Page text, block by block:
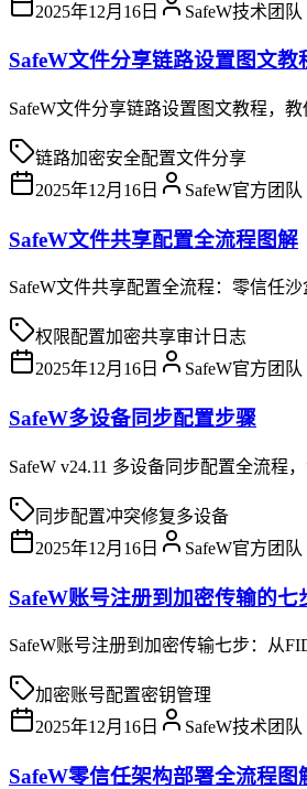
2025年12月16日
SafeW技术团队
SafeW文件分享链路设置图文教
SafeW文件分享链路设置图文教程，
链路加密安全配置文件分享
2025年12月16日
SafeW官方团队
SafeW文件共享配置全流程图解
SafeW文件共享配置全流程：零信任
权限配置加密共享审计日志
2025年12月16日
SafeW官方团队
SafeW多设备同步配置步骤
SafeW v24.11 多设备同步配置全流程
同步配置冲突修复多设备
2025年12月16日
SafeW官方团队
SafeW账号注册到加密传输的七
SafeW账号注册到加密传输七步：从
加密账号配置密钥管理
2025年12月16日
SafeW技术团队
SafeW零信任架构部署全流程图